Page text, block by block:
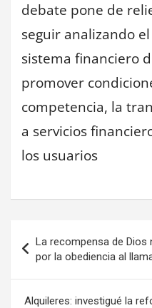
debate pone de
seguir analizando
sistema financiero
promover
competencia, la
a servicios
los usuarios
Navegación
de
entradas
La recompensa de Dios
por la obediencia al
Alquileres: investigué la